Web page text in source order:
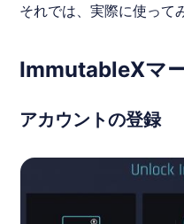
それでは、実際に使って
ImmutableXマ
アカウントの登録